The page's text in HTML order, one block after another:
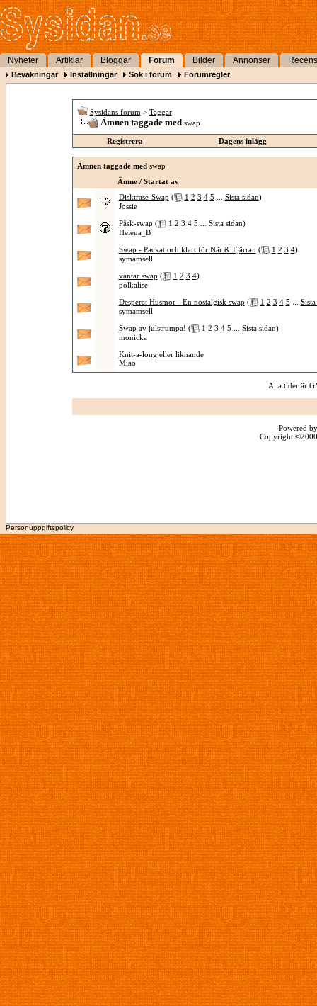
Nyheter Artiklar Bloggar Forum Bilder Annonser
Bevakningar Inställningar Sök i forum Forumregler
Sysidans forum > Taggar
Ämnen taggade med swap
Registrera Dagens inlägg
Ämnen taggade med swap
Ämne / Startat av
Disktrase-Swap ( 1 2 3 4 5 Sista sidan)
Jossie
Påsk-swap ( 1 2 3 4 5 Sista sidan)
Helena_B
Swap - Packat och klart för När & Fjärran ( 1 2 3 4)
symamsell
vantar swap ( 1 2 3 4)
polkalise
Desperat Husmor - En nostalgisk swap ( 1 2 3 4 5
symamsell
Swap av julstrumpa! ( 1 2 3 4 5 Sista sidan)
monicka
Knit-a-long eller liknande
Miao
Alla tider är
Powered
Copyright
Personuppgiftspolicy